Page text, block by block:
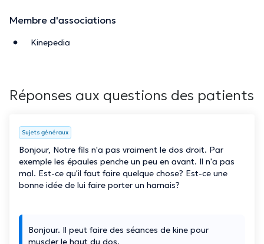
Membre d'associations
Kinepedia
Réponses aux questions des patients
Sujets généraux
Bonjour, Notre fils n'a pas vraiment le dos droit. Par
exemple les épaules penche un peu en avant. Il n'a pas
mal. Est-ce qu'il faut faire quelque chose? Est-ce une
bonne idée de lui faire porter un harnais?
Bonjour. Il peut faire des séances de kine pour
muscler le haut du dos.